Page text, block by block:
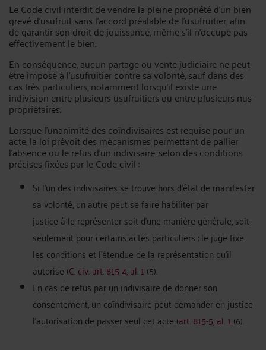
Le Code civil interdit de vendre la pleine propriété d’un bien
grevé d’usufruit sans l’accord préalable de l’usufruitier, afin
de garantir son droit de jouissance, même s’il n’occupe pas
effectivement le bien.
En conséquence, aucun partage ou vente judiciaire ne peut
être imposé à l’usufruitier contre sa volonté, sauf dans des
cas très particuliers, notamment lorsqu’il existe une
indivision entre plusieurs usufruitiers ou entre plusieurs nus-
propriétaires.
Lorsque l’unanimité des coïndivisaires est requise pour un
acte, la loi prévoit des mécanismes permettant de pallier
l’absence ou le refus d’un indivisaire, selon des conditions
précises fixées par le Code civil :
Si l'un des indivisaires se trouve hors d'état de manifester
sa volonté, un autre peut se faire habiliter par
justice à le représenter soit d'une manière générale, soit
seulement pour certains actes particuliers ; le juge fixe
les conditions et l'étendue de la représentation qu'il
autorise (C. civ. art. 815-4, al. 1 (5).
En cas de refus par un indivisaire de donner son
consentement, un coïndivisaire peut demander en justice
l’autorisation de passer seul cet acte (art. 815-5, al. 1 (6).